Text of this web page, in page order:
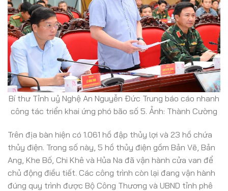
Bí thư Tỉnh uỷ Nghệ An Nguyễn Đức Trung báo cáo nhanh
công tác triển khai ứng phó bão số 5. Ảnh: Thành Cường
Trên địa bàn hiện có 1.061 hồ đập thủy lợi và 23 hồ chứa
thủy điện. Trong số này, 5 hồ thủy điện gồm Bản Vẽ, Bản
Ang, Khe Bố, Chi Khê và Hủa Na đã vận hành cửa van để
chủ động điều tiết. Các công trình còn lại đang vận hành
đúng quy trình được Bộ Công Thương và UBND tỉnh phê